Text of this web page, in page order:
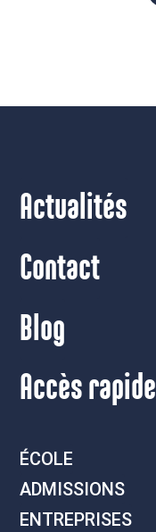
Actualités
Contact
Blog
Accès rapide
ÉCOLE
ADMISSIONS
ENTREPRISES